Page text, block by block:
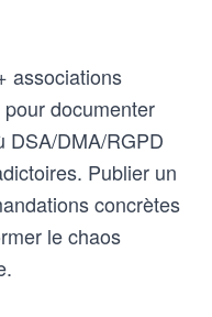
associations
documenter
DSA/DMA/RGPD
Publier un
concrètes
le chaos